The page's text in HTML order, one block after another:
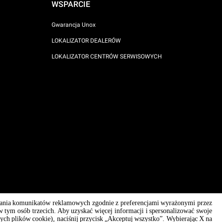
WSPARCIE
Gwarancja Unox
LOKALIZATOR DEALERÓW
LOKALIZATOR CENTRÓW SERWISOWYCH
AI Content Disclaimer Privacy policy Cookie policy
komunikatów reklamowych zgodnie z preferencjami wyrażonymi przez
osób trzecich. Aby uzyskać więcej informacji i spersonalizować swoje
plików cookie), naciśnij przycisk „Akceptuj wszystko”. Wybierając X na